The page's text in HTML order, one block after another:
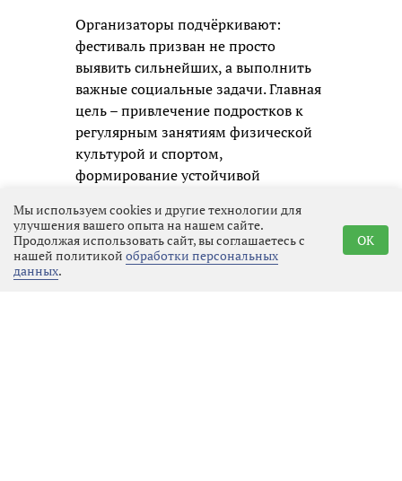
Организаторы подчёркивают:
фестиваль призван не просто
выявить сильнейших, а выполнить
важные социальные задачи. Главная
цель – привлечение подростков к
регулярным занятиям физической
культурой и спортом,
формирование устойчивой
жизни. Кроме того, турнир помогает
раскрыть одарённых волейболистов
и даёт им шанс заявить о себе.
Мы используем cookies и другие технологии для
улучшения вашего опыта на нашем сайте.
Продолжая использовать сайт, вы соглашаетесь с
нашей политикой обработки персональных
данных.
OK